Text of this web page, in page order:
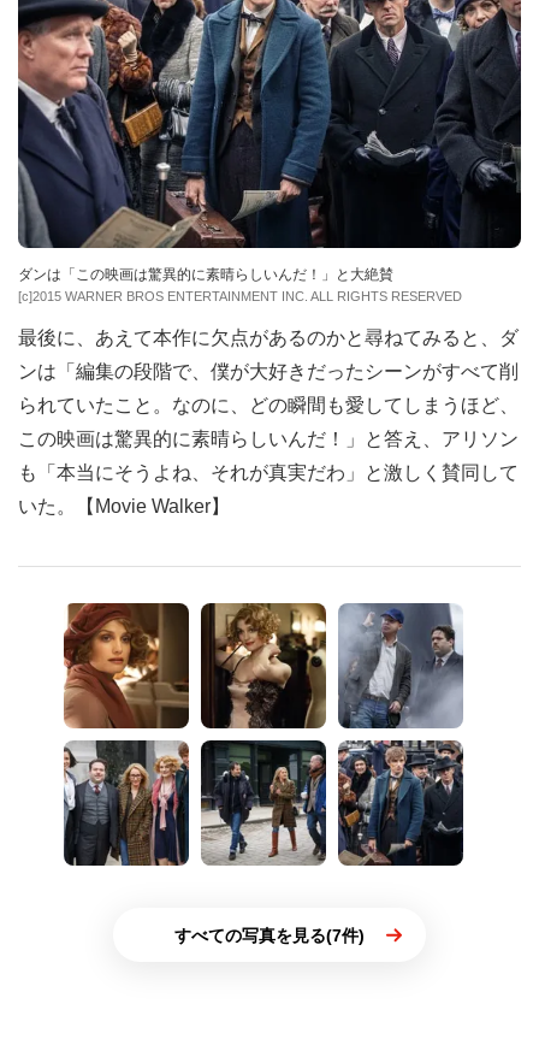
ダンは「この映画は驚異的に素晴らしいんだ！」と大絶賛
[c]2015 WARNER BROS ENTERTAINMENT INC. ALL RIGHTS RESERVED
最後に、あえて本作に欠点があるのかと尋ねてみると、ダ
ンは「編集の段階で、僕が大好きだったシーンがすべて削
られていたこと。なのに、どの瞬間も愛してしまうほど、
この映画は驚異的に素晴らしいんだ！」と答え、アリソン
も「本当にそうよね、それが真実だわ」と激しく賛同して
いた。【Movie Walker】
すべての写真を見る(7件)